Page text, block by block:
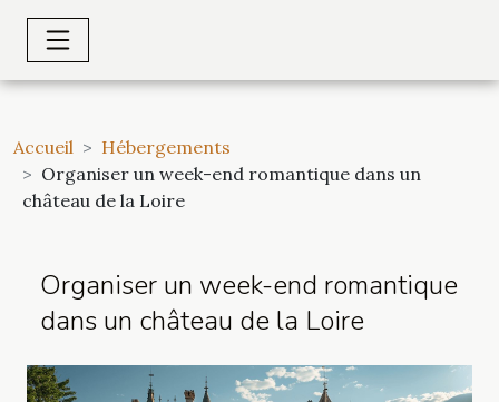
Accueil
Hébergements
Organiser un week-end romantique dans un
château de la Loire
Organiser un week-end romantique
dans un château de la Loire